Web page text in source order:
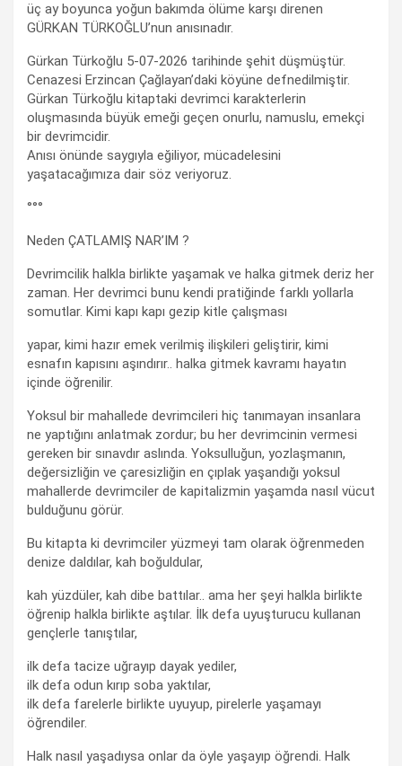
üç ay boyunca yoğun bakımda ölüme karşı direnen
GÜRKAN TÜRKOĞLU’nun anısınadır.
Gürkan Türkoğlu 5-07-2026 tarihinde şehit düşmüştür.
Cenazesi Erzincan Çağlayan’daki köyüne defnedilmiştir.
Gürkan Türkoğlu kitaptaki devrimci karakterlerin
oluşmasında büyük emeği geçen onurlu, namuslu, emekçi
bir devrimcidir.
Anısı önünde saygıyla eğiliyor, mücadelesini
yaşatacağımıza dair söz veriyoruz.
°°°
Neden ÇATLAMIŞ NAR’IM ?
Devrimcilik halkla birlikte yaşamak ve halka gitmek deriz her
zaman. Her devrimci bunu kendi pratiğinde farklı yollarla
somutlar. Kimi kapı kapı gezip kitle çalışması
yapar, kimi hazır emek verilmiş ilişkileri geliştirir, kimi
esnafın kapısını aşındırır.. halka gitmek kavramı hayatın
içinde öğrenilir.
Yoksul bir mahallede devrimcileri hiç tanımayan insanlara
ne yaptığını anlatmak zordur; bu her devrimcinin vermesi
gereken bir sınavdır aslında. Yoksulluğun, yozlaşmanın,
değersizliğin ve çaresizliğin en çıplak yaşandığı yoksul
mahallerde devrimciler de kapitalizmin yaşamda nasıl vücut
bulduğunu görür.
Bu kitapta ki devrimciler yüzmeyi tam olarak öğrenmeden
denize daldılar, kah boğuldular,
kah yüzdüler, kah dibe battılar.. ama her şeyi halkla birlikte
öğrenip halkla birlikte aştılar. İlk defa uyuşturucu kullanan
gençlerle tanıştılar,
ilk defa tacize uğrayıp dayak yediler,
ilk defa odun kırıp soba yaktılar,
ilk defa farelerle birlikte uyuyup, pirelerle yaşamayı
öğrendiler.
Halk nasıl yaşadıysa onlar da öyle yaşayıp öğrendi. Halk